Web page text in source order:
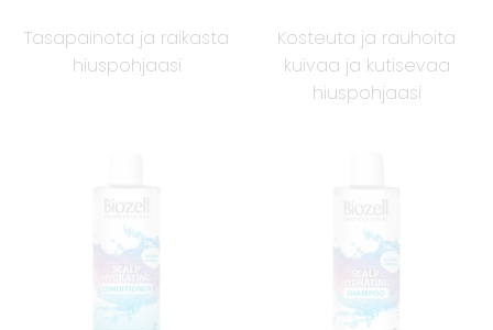
Tasapainota ja raikasta
hiuspohjaasi
Kosteuta ja rauhoita
kuivaa ja kutisevaa
hiuspohjaasi